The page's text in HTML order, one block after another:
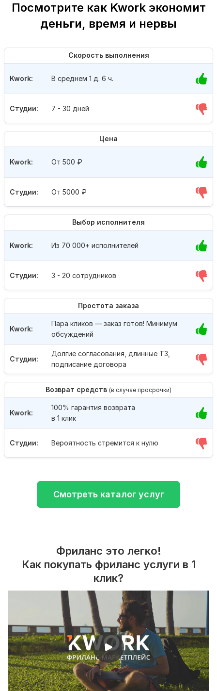
Посмотрите как Kwork экономит
деньги, время и нервы
Скорость выполнения
Студии: 7 - 30 дней
Kwork: В среднем 1 д. 6 ч.
Цена
Студии: От 5000 ₽
Kwork: От 500 ₽
Выбор исполнителя
Студии: 3 - 20 сотрудников
Kwork: Из 70 000+ исполнителей
Простота заказа
Студии:
Долгие согласования, длинные ТЗ,
подписание договора
Kwork:
Пара кликов — заказ готов! Минимум
обсуждений
Возврат средств (в случае просрочки)
Студии: Вероятность стремится к нулю
Kwork:
100% гарантия возврата
в 1 клик
Смотреть каталог услуг
Фриланс это легко!
Как покупать фриланс услуги в 1
клик?